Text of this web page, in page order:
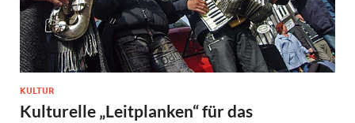
KULTUR
Kulturelle „Leitplanken“ für das